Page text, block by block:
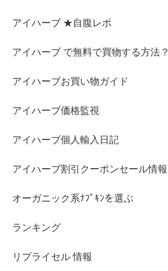
アイハーブ ★自腹レポ
アイハーブ で無料で買物する方法？
アイハーブお買い物ガイド
アイハーブ価格監視
アイハーブ個人輸入日記
アイハーブ割引クーポンセール情報
オーガニック系ﾅﾌﾟｷﾝを選ぶ
ランキング
リプライセル 情報